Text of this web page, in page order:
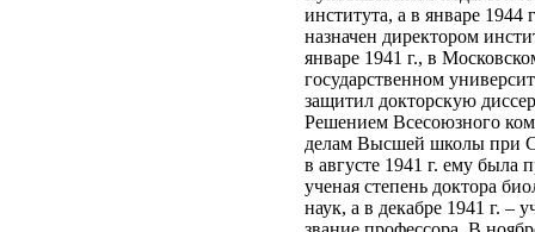
института, а в январе 1944
назначен директором
январе 1941 г., в
государственном
защитил докторскую
Решением Всесоюзного
делам Высшей школы
в августе 1941 г. ему была
ученая степень доктора
наук, а в декабре 1941 г. –